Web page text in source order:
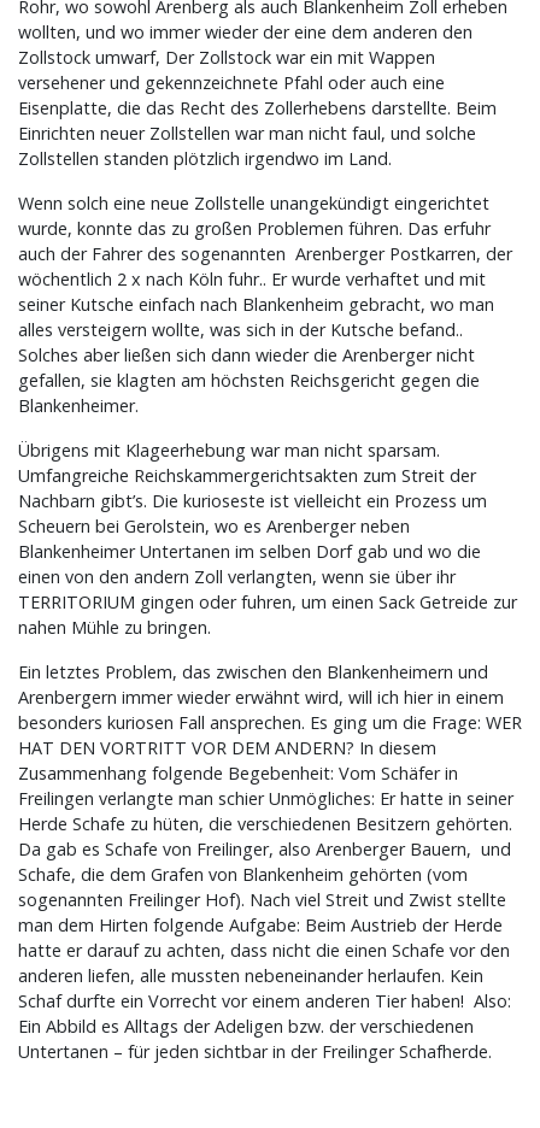
Rohr, wo sowohl Arenberg als auch Blankenheim Zoll erheben
wollten, und wo immer wieder der eine dem anderen den
Zollstock umwarf, Der Zollstock war ein mit Wappen
versehener und gekennzeichnete Pfahl oder auch eine
Eisenplatte, die das Recht des Zollerhebens darstellte. Beim
Einrichten neuer Zollstellen war man nicht faul, und solche
Zollstellen standen plötzlich irgendwo im Land.
Wenn solch eine neue Zollstelle unangekündigt eingerichtet
wurde, konnte das zu großen Problemen führen. Das erfuhr
auch der Fahrer des sogenannten Arenberger Postkarren, der
wöchentlich 2 x nach Köln fuhr.. Er wurde verhaftet und mit
seiner Kutsche einfach nach Blankenheim gebracht, wo man
alles versteigern wollte, was sich in der Kutsche befand..
Solches aber ließen sich dann wieder die Arenberger nicht
gefallen, sie klagten am höchsten Reichsgericht gegen die
Blankenheimer.
Übrigens mit Klageerhebung war man nicht sparsam.
Umfangreiche Reichskammergerichtsakten zum Streit der
Nachbarn gibt’s. Die kurioseste ist vielleicht ein Prozess um
Scheuern bei Gerolstein, wo es Arenberger neben
Blankenheimer Untertanen im selben Dorf gab und wo die
einen von den andern Zoll verlangten, wenn sie über ihr
TERRITORIUM gingen oder fuhren, um einen Sack Getreide zur
nahen Mühle zu bringen.
Ein letztes Problem, das zwischen den Blankenheimern und
Arenbergern immer wieder erwähnt wird, will ich hier in einem
besonders kuriosen Fall ansprechen. Es ging um die Frage: WER
HAT DEN VORTRITT VOR DEM ANDERN? In diesem
Zusammenhang folgende Begebenheit: Vom Schäfer in
Freilingen verlangte man schier Unmögliches: Er hatte in seiner
Herde Schafe zu hüten, die verschiedenen Besitzern gehörten.
Da gab es Schafe von Freilinger, also Arenberger Bauern, und
Schafe, die dem Grafen von Blankenheim gehörten (vom
sogenannten Freilinger Hof). Nach viel Streit und Zwist stellte
man dem Hirten folgende Aufgabe: Beim Austrieb der Herde
hatte er darauf zu achten, dass nicht die einen Schafe vor den
anderen liefen, alle mussten nebeneinander herlaufen. Kein
Schaf durfte ein Vorrecht vor einem anderen Tier haben! Also:
Ein Abbild es Alltags der Adeligen bzw. der verschiedenen
Untertanen – für jeden sichtbar in der Freilinger Schafherde.